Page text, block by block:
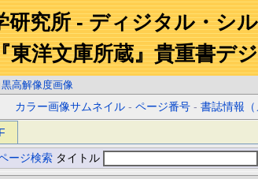
研究所 - ディジタル・シ
東洋文庫所蔵』貴重書デ
黒高解像度画像
カラー画像サムネイル -ページ番号 -書誌情報（
ージ検索 タイトル